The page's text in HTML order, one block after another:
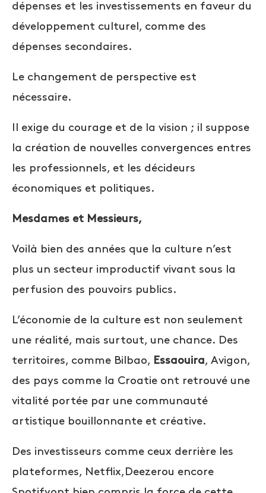
dépenses et les investissements en faveur du
développement culturel, comme des
dépenses secondaires.
Le changement de perspective est
nécessaire.
Il exige du courage et de la vision ; il suppose
la création de nouvelles convergences entres
les professionnels, et les décideurs
économiques et politiques.
Mesdames et Messieurs,
Voilà bien des années que la culture n’est
plus un secteur improductif vivant sous la
perfusion des pouvoirs publics.
L’économie de la culture est non seulement
une réalité, mais surtout, une chance. Des
territoires, comme Bilbao, Essaouira, Avigon,
des pays comme la Croatie ont retrouvé une
vitalité portée par une communauté
artistique bouillonnante et créative.
Des investisseurs comme ceux derrière les
plateformes, Netflix,Deezerou encore